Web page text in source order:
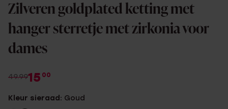
Zilveren goldplated ketting met
hanger sterretje met zirkonia voor
dames
49.9915 00
Kleur sieraad: Goud